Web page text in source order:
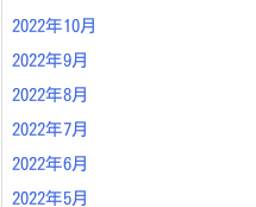
2022年10月
2022年9月
2022年8月
2022年7月
2022年6月
2022年5月